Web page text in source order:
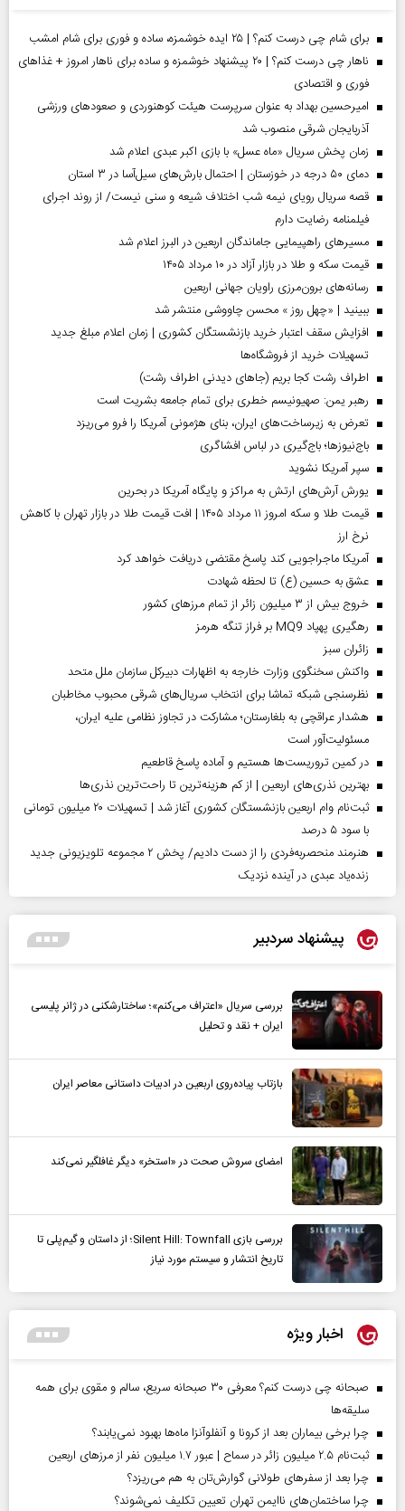
برای شام چی درست کنم؟ | ۲۵ ایده خوشمزه، ساده و فوری برای شام امشب
ناهار چی درست کنم؟ | ۲۰ پیشنهاد خوشمزه و ساده برای ناهار امروز + غذاهای
فوری و اقتصادی
امیرحسین بهداد به عنوان سرپرست هیئت کوهنوردی و صعودهای ورزشی
آذربایجان شرقی منصوب شد
زمان پخش سریال «ماه عسل» با بازی اکبر عبدی اعلام شد
دمای ۵۰ درجه در خوزستان | احتمال بارش‌های سیل‌آسا در ۳ استان
قصه سریال رویای نیمه شب اختلاف شیعه و سنی نیست/ از روند اجرای
فیلمنامه رضایت دارم
مسیر‌های راهپیمایی جاماندگان اربعین در البرز اعلام شد
قیمت سکه و طلا در بازار آزاد در ۱۰ مرداد ۱۴۰۵
رسانه‌های برون‌مرزی راویان جهانی اربعین
ببینید | «چهل روز » محسن چاووشی منتشر شد
افزایش سقف اعتبار خرید بازنشستگان کشوری | زمان اعلام مبلغ جدید
تسهیلات خرید از فروشگاه‌ها
اطراف رشت کجا بریم (جاهای دیدنی اطراف رشت)
رهبر یمن: صهیونیسم خطری برای تمام جامعه بشریت است
تعرض به زیرساخت‌های ایران، بنای هژمونی آمریکا را فرو می‌ریزد
باج‌نیوزها؛ باج‌گیری در لباس افشاگری
سپر آمریکا نشوید
یورش آرش‌های ارتش به مراکز و پایگاه‌ آمریکا در بحرین
قیمت طلا و سکه امروز ۱۱ مرداد ۱۴۰۵ | افت قیمت طلا در بازار تهران با کاهش
نرخ ارز
آمریکا ماجراجویی کند پاسخ مقتضی دریافت خواهد کرد
عشق به حسین (ع) تا لحظه شهادت
خروج بیش از ۳ میلیون زائر از تمام مرز‌های کشور
رهگیری پهپاد MQ9 بر فراز تنگه هرمز
‌زائران سبز
واکنش سخنگوی وزارت خارجه به اظهارات دبیرکل سازمان ملل متحد
نظرسنجی شبکه تماشا برای انتخاب سریال‌های شرقی محبوب مخاطبان
هشدار عراقچی به بلغارستان؛ مشارکت در تجاوز نظامی علیه ایران،
مسئولیت‌آور است
در کمین تروریست‌ها هستیم و آماده پاسخ قاطعیم
بهترین نذری‌های اربعین | از کم هزینه‌ترین تا راحت‌ترین نذری‌ها
ثبت‌نام وام اربعین بازنشستگان کشوری آغاز شد | تسهیلات ۲۰ میلیون تومانی
با سود ۵ درصد
هنرمند منحصر‌به‌فردی را از دست دادیم/ پخش ۲ مجموعه تلویزیونی جدید
زنده‌یاد عبدی در آینده نزدیک
پیشنهاد سردبیر
بررسی سریال «اعتراف می‌کنم»؛ ساختارشکنی در ژانر پلیسی
ایران + نقد و تحلیل
بازتاب پیاده‌روی اربعین در ادبیات داستانی معاصر ایران
امضای سروش صحت در «استخر» دیگر غافلگیر نمی‌کند
بررسی بازی Silent Hill: Townfall؛ از داستان و گیم‌پلی تا
تاریخ انتشار و سیستم مورد نیاز
اخبار ویژه
صبحانه چی درست کنم؟ معرفی ۳۰ صبحانه سریع، سالم و مقوی برای همه
سلیقه‌ها
چرا برخی بیماران بعد از کرونا و آنفلوآنزا ماه‌ها بهبود نمی‌یابند؟
ثبت‌نام ۲.۵ میلیون زائر در سماح | عبور ۱.۷ میلیون نفر از مرز‌های اربعین
چرا بعد از سفرهای طولانی گوارش‌تان به هم می‌ریزد؟
چرا ساختمان‌های ناایمن تهران تعیین تکلیف نمی‌شوند؟